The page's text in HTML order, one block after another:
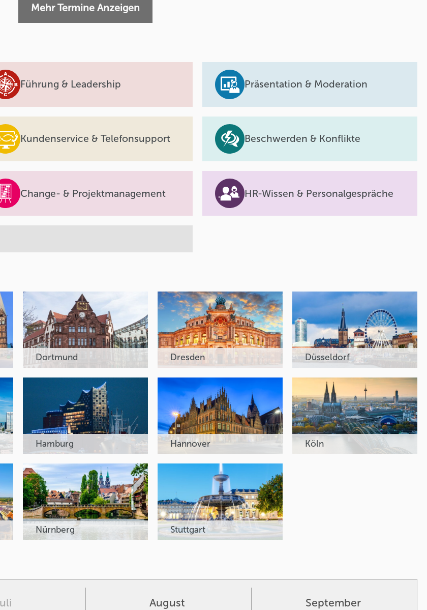
Mehr Termine Anzeigen
Führung & Leadership Präsentation & Moderation
Kundenservice & Telefonsupport Beschwerden & Konflikte
Change- & Projektmanagement HR-Wissen & Personalgespräche
Dortmund Dresden Düsseldorf
Hamburg Hannover Köln
Nürnberg Stuttgart
August September